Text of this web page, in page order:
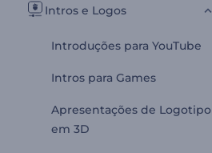
Intros e Logos
Introduções para YouTube
Intros para Games
Apresentações de Logotipo
em 3D